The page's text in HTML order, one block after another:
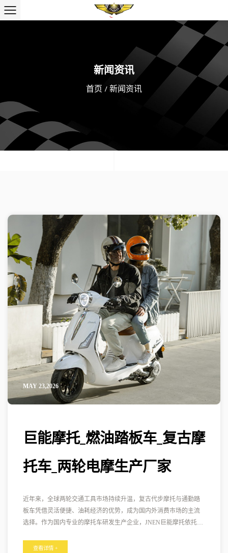
新闻资讯
首页 / 新闻资讯
MAY 23,2026
巨能摩托_燃油踏板车_复古摩
托车_两轮电摩生产厂家
近年来，全球两轮交通工具市场持续升温，复古代步摩托与通勤踏
板车凭借灵活便捷、油耗经济的优势，成为国内外消费市场的主流
选择。作为国内专业的摩托车研发生产企业，JNEN巨能摩托依托成
托车、两轮电摩全系产品，凭借过硬品质深耕海内外市场，成为行
查看详情 +